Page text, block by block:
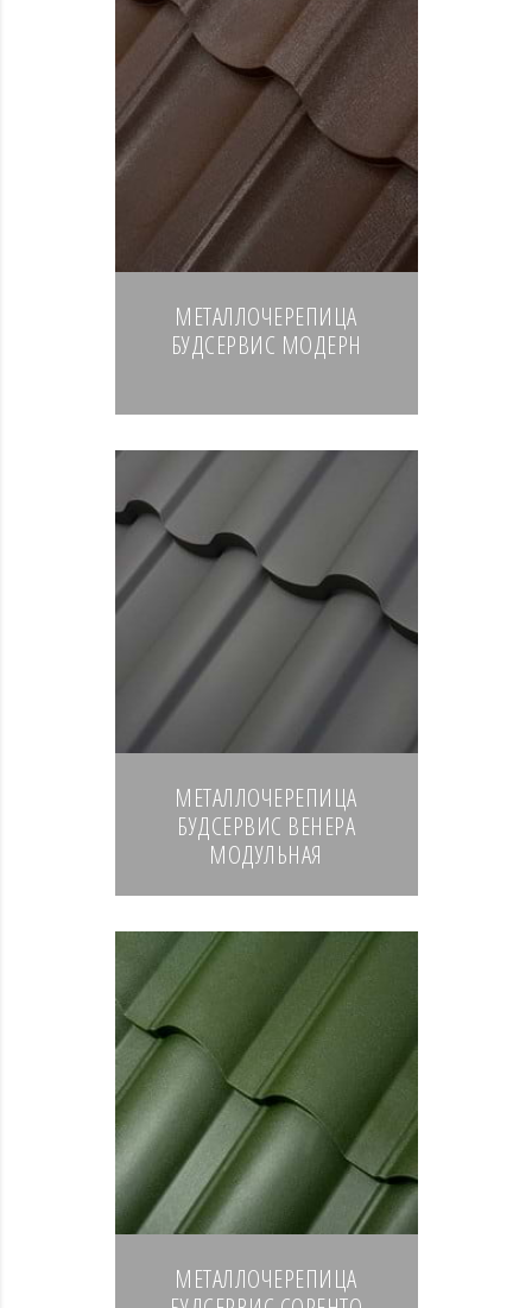
МЕТАЛЛОЧЕРЕПИЦА
БУДСЕРВИС МОДЕРН
МЕТАЛЛОЧЕРЕПИЦА
БУДСЕРВИС ВЕНЕРА
МОДУЛЬНАЯ
МЕТАЛЛОЧЕРЕПИЦА